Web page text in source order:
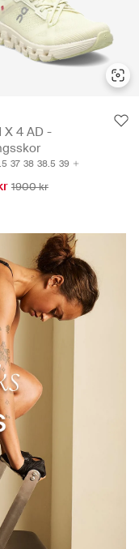
X 4 AD -
37 38 38.5 39
1900 kr
flow